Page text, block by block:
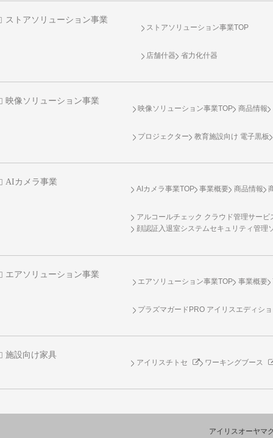
ストアソリューション事業
ストアソリューション事業TOP
店舗什器 省力化什器
映像ソリューション事業
映像ソリューション事業TOP 商品情報
プロジェクター 教育施設向け 電子黒板
AIカメラ事業
AIカメラ事業TOP 事業概要 商品情報
アルコールチェック クラウド管理サービ
顔認証入退室システムセキュリティ管理
エアソリューション事業
エアソリューション事業TOP 事業概要
プラズマガードPRO アイリスエディシ
施設向け家具
アイリスチトセ ワーキングブース
アイリスオーヤマ